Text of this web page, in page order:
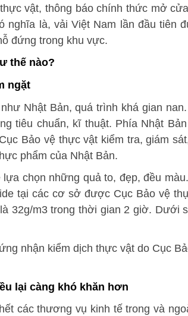
vật, thông báo chính thức mở
nghĩa là, vải Việt Nam lần đầu tiên
đứng trong khu vực.
thế nào?
ngặt
Nhật Bản, quá trình khá gian
tiêu chuẩn, kĩ thuật. Phía Nhật
Bảo vệ thực vật kiểm tra, giám
phẩm của Nhật Bản.
chọn những quả to, đẹp, đều
tại các cơ sở được Cục Bảo vệ
32g/m3 trong thời gian 2 giờ. Dưới
nhận kiểm dịch thực vật do Cục
lại càng khó khăn hơn
các thương vụ kinh tế trong và